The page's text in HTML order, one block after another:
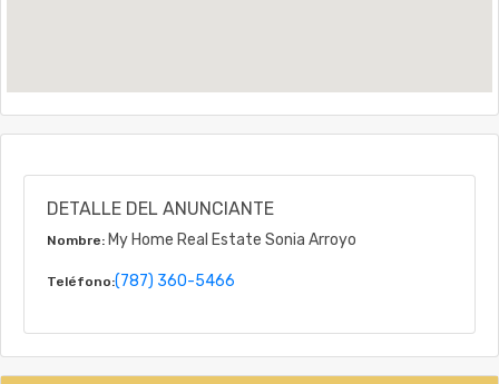
DETALLE DEL ANUNCIANTE
Nombre: My Home Real Estate Sonia Arroyo
Teléfono:(787) 360-5466